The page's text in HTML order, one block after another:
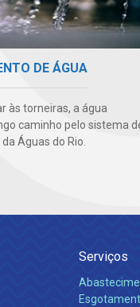
DE ÁGUA
às torneiras, a água
caminho pelo sistema
Águas do Rio.
Serviços